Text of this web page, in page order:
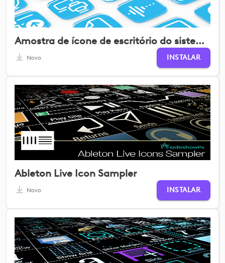
Amostra de ícone de escritório do sistema
Novo INSTALAR
Ableton Live Icon Sampler
Novo INSTALAR